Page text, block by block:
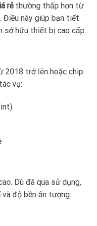
rẻthường thấp hơn từ
Điều này giúp bạn tiết
sở hữu thiết bị cao cấp.
2018 trở lên hoặc chip
vụ:
Dù đã qua sử dụng,
độ bền ấn tượng.